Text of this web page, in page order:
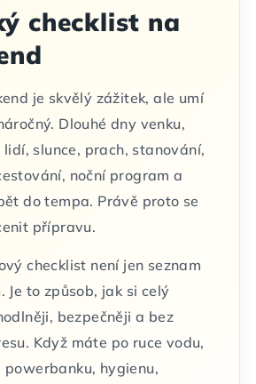
checklist na
je skvělý zážitek, ale umí
Dlouhé dny venku,
slunce, prach, stanování,
noční program a
do tempa. Právě proto se
přípravu.
checklist není jen seznam
Je to způsob, jak si celý
bezpečněji a bez
Když máte po ruce vodu,
powerbanku, hygienu,